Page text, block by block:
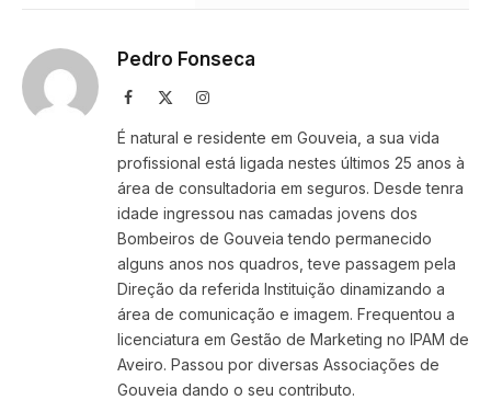
Pedro Fonseca
Facebook Instagram
É natural e residente em Gouveia, a sua vida
profissional está ligada nestes últimos 25 anos à
área de consultadoria em seguros. Desde tenra
idade ingressou nas camadas jovens dos
Bombeiros de Gouveia tendo permanecido
alguns anos nos quadros, teve passagem pela
Direção da referida Instituição dinamizando a
área de comunicação e imagem. Frequentou a
licenciatura em Gestão de Marketing no IPAM de
Aveiro. Passou por diversas Associações de
Gouveia dando o seu contributo.